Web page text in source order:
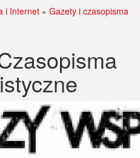
i Internet » Gazety i czasopisma